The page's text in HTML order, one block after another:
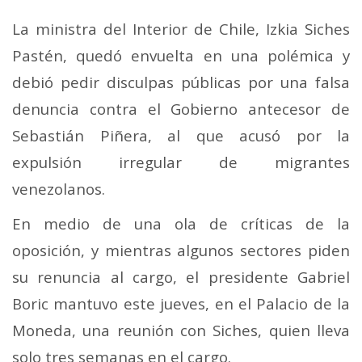
La ministra del Interior de Chile, Izkia Siches
Pastén, quedó envuelta en una polémica y
debió pedir disculpas públicas por una falsa
denuncia contra el Gobierno antecesor de
Sebastián Piñera, al que acusó por la
expulsión irregular de migrantes
venezolanos.
En medio de una ola de críticas de la
oposición, y mientras algunos sectores piden
su renuncia al cargo, el presidente Gabriel
Boric mantuvo este jueves, en el Palacio de la
Moneda, una reunión con Siches, quien lleva
solo tres semanas en el cargo.